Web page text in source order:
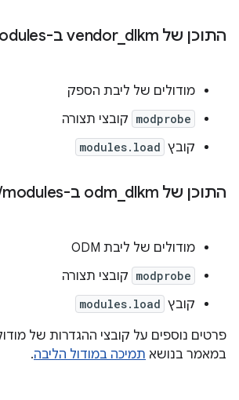
התוכן של vendor _ dlkm ב-‎
מודולים של ליבת הספק
modprobe קובצי תצורה
קובץ modules.load
התוכן של odm dlkm ב-‎ modules
מודולים של ליבת ODM
modprobe קובצי תצורה
קובץ modules.load
פרטים נוספים על קובצי ההגדרות של
במאמר בנושא תמיכה במודול הליבה.